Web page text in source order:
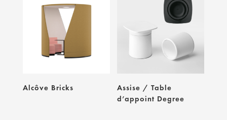
Alcôve Bricks
Assise / Table
d’appoint Degree